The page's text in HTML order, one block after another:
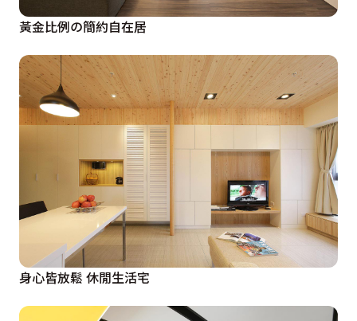
黃金比例の簡約自在居
身心皆放鬆 休閒生活宅